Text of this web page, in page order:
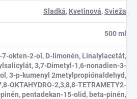
Sladká, Kvetinová,Svieža
500 ml
okten-2-ol, D-limonén, Linalylacetát,
3,7-Dimetyl-1,6-nonadien-3-
3-p-kumenyl 2metylpropiónaldehyd,
OKTAHYDRO-2,3,8,8-TETRAMETY2-
pentadekan-15-olid, beta-pinén,